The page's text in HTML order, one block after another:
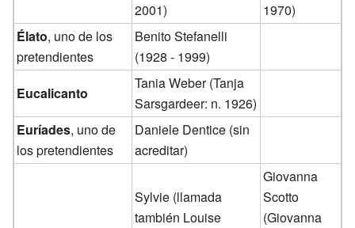
2001)
1970)
Élato, uno de los
pretendientes
Benito Stefanelli
(1928 - 1999)
Eucalicanto
Tania Weber (Tanja
Sarsgardeer: n. 1926)
Euríades, uno de
los pretendientes
Daniele Dentice (sin
acreditar)
Sylvie (llamada
también Louise
Giovanna
Scotto
(Giovanna